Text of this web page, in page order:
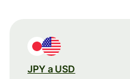
JPY a USD